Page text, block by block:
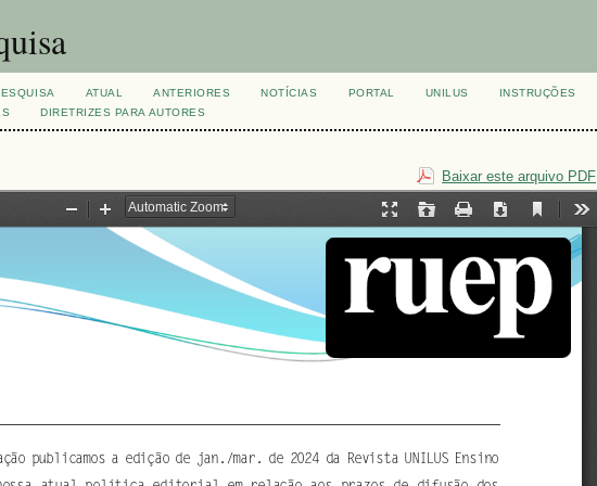
ATUAL ANTERIORES NOTÍCIAS PORTAL UNILUS
INSTRUÇÕES
DIRETRIZES PARA AUTORES
Baixar este arquivo PDF